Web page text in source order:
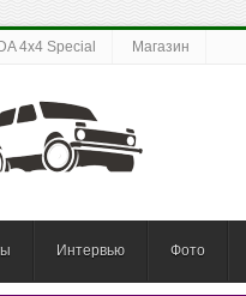
4x4 Special Магазин
Интервью Фото